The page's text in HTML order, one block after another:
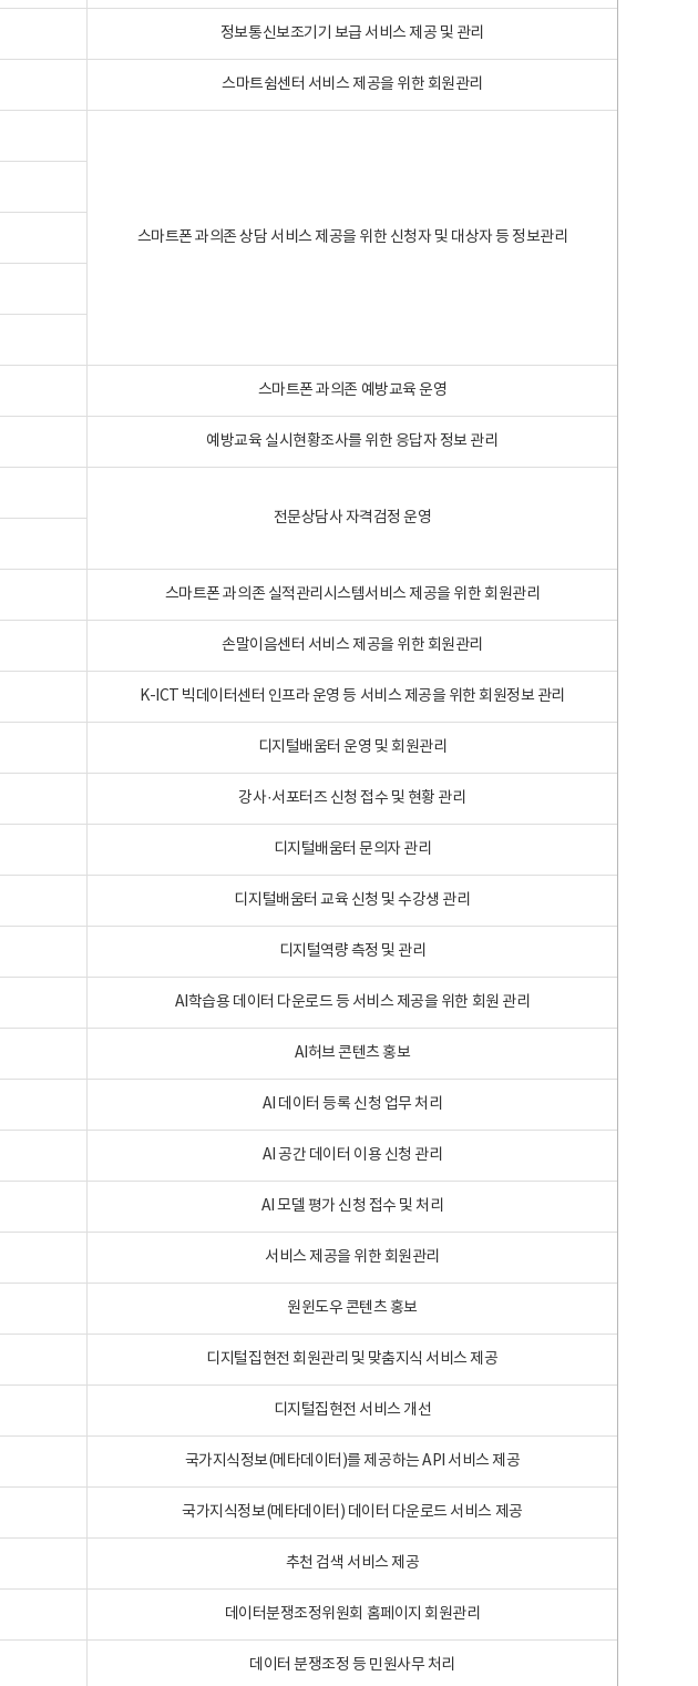
정보통신보조기기 보급 서비스 제공 및 관리
스마트쉼센터 서비스 제공을 위한 회원관리
스마트폰 과의존 상담 서비스 제공을 위한 신청자 및 대상자 등 정보관리
스마트폰 과의존 예방교육 운영
예방교육 실시현황조사를 위한 응답자 정보 관리
전문상담사 자격검정 운영
스마트폰 과의존 실적관리시스템서비스 제공을 위한 회원관리
손말이음센터 서비스 제공을 위한 회원관리
K-ICT 빅데이터센터 인프라 운영 등 서비스 제공을 위한 회원정보 관리
디지털배움터 운영 및 회원관리
강사·서포터즈 신청 접수 및 현황 관리
디지털배움터 문의자 관리
디지털배움터 교육 신청 및 수강생 관리
디지털역량 측정 및 관리
AI학습용 데이터 다운로드 등 서비스 제공을 위한 회원 관리
AI허브 콘텐츠 홍보
AI 데이터 등록 신청 업무 처리
AI 공간 데이터 이용 신청 관리
AI 모델 평가 신청 접수 및 처리
서비스 제공을 위한 회원관리
원윈도우 콘텐츠 홍보
디지털집현전 회원관리 및 맞춤지식 서비스 제공
디지털집현전 서비스 개선
국가지식정보(메타데이터)를 제공하는 API 서비스 제공
국가지식정보(메타데이터) 데이터 다운로드 서비스 제공
추천 검색 서비스 제공
데이터분쟁조정위원회 홈페이지 회원관리
데이터 분쟁조정 등 민원사무 처리